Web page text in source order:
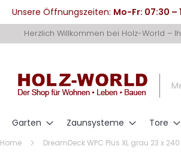
Unsere Öffnungszeiten: Mo-Fr: 07:30 –
zum
Herzlich Willkommen bei Holz-World –
Garten Zaunsysteme Tore
Home DreamDeck WPC Plus XL grau 23 x